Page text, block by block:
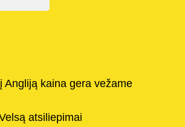
kaina gera vežame
atsiliepimai